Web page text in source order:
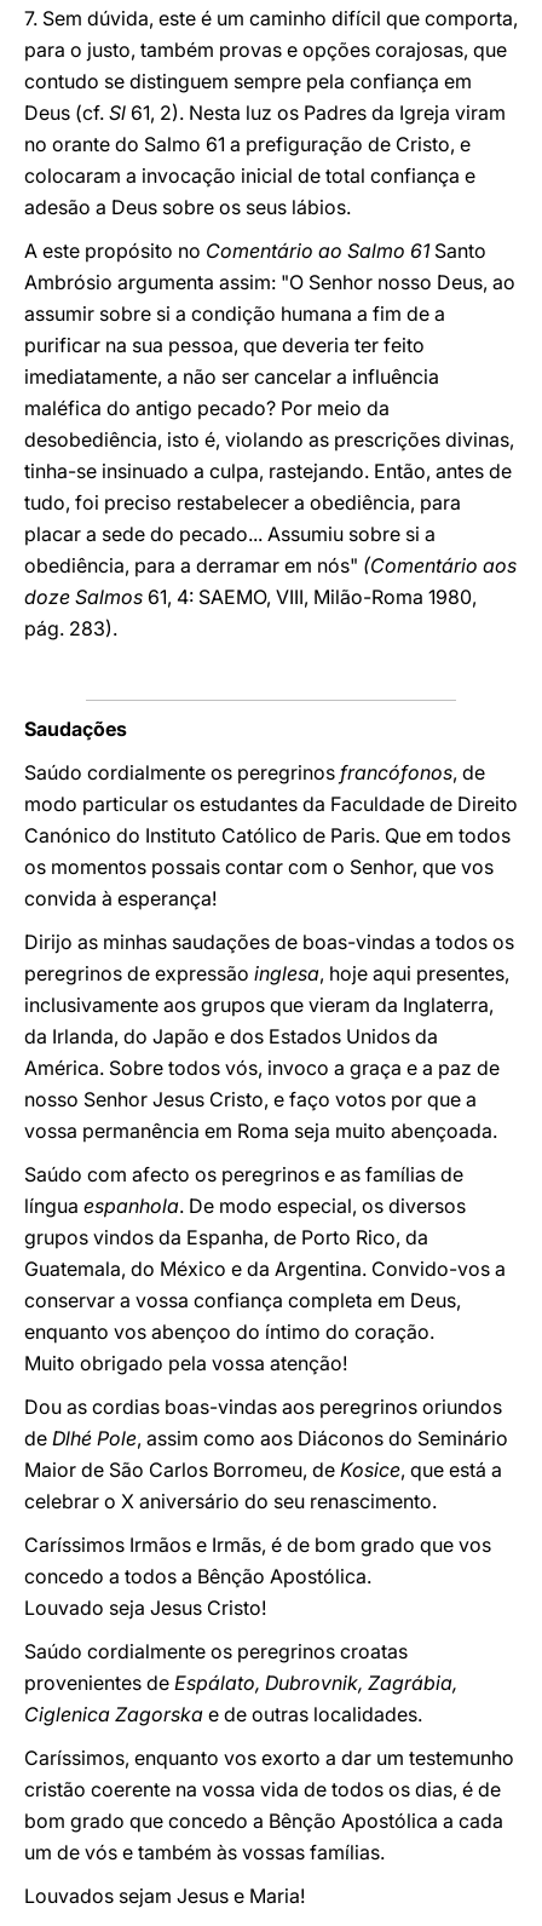
7. Sem dúvida, este é um caminho difícil que comporta,
para o justo, também provas e opções corajosas, que
contudo se distinguem sempre pela confiança em
Deus (cf. Sl 61, 2). Nesta luz os Padres da Igreja viram
no orante do Salmo 61 a prefiguração de Cristo, e
colocaram a invocação inicial de total confiança e
adesão a Deus sobre os seus lábios.
A este propósito no Comentário ao Salmo 61Santo
Ambrósio argumenta assim: "O Senhor nosso Deus, ao
assumir sobre si a condição humana a fim de a
purificar na sua pessoa, que deveria ter feito
imediatamente, a não ser cancelar a influência
maléfica do antigo pecado? Por meio da
desobediência, isto é, violando as prescrições divinas,
tinha-se insinuado a culpa, rastejando. Então, antes de
tudo, foi preciso restabelecer a obediência, para
placar a sede do pecado... Assumiu sobre si a
obediência, para a derramar em nós" (Comentário aos
doze Salmos 61, 4: SAEMO, VIII, Milão-Roma 1980,
pág. 283).
Saudações
Saúdo cordialmente os peregrinos francófonos, de
modo particular os estudantes da Faculdade de Direito
Canónico do Instituto Católico de Paris. Que em todos
os momentos possais contar com o Senhor, que vos
convida à esperança!
Dirijo as minhas saudações de boas-vindas a todos os
peregrinos de expressão inglesa, hoje aqui presentes,
inclusivamente aos grupos que vieram da Inglaterra,
da Irlanda, do Japão e dos Estados Unidos da
América. Sobre todos vós, invoco a graça e a paz de
nosso Senhor Jesus Cristo, e faço votos por que a
vossa permanência em Roma seja muito abençoada.
Saúdo com afecto os peregrinos e as famílias de
língua espanhola. De modo especial, os diversos
grupos vindos da Espanha, de Porto Rico, da
Guatemala, do México e da Argentina. Convido-vos a
conservar a vossa confiança completa em Deus,
enquanto vos abençoo do íntimo do coração.
Muito obrigado pela vossa atenção!
Dou as cordias boas-vindas aos peregrinos oriundos
de Dlhé Pole, assim como aos Diáconos do Seminário
Maior de São Carlos Borromeu, de Kosice, que está a
celebrar o X aniversário do seu renascimento.
Caríssimos Irmãos e Irmãs, é de bom grado que vos
concedo a todos a Bênção Apostólica.
Louvado seja Jesus Cristo!
Saúdo cordialmente os peregrinos croatas
provenientes de Espálato, Dubrovnik, Zagrábia,
Ciglenica Zagorska e de outras localidades.
Caríssimos, enquanto vos exorto a dar um testemunho
cristão coerente na vossa vida de todos os dias, é de
bom grado que concedo a Bênção Apostólica a cada
um de vós e também às vossas famílias.
Louvados sejam Jesus e Maria!